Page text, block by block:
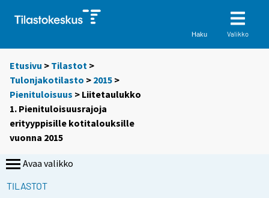
Haku Valikko
Etusivu > Tilastot >
Tulonjakotilasto > 2015 >
Pienituloisuus > Liitetaulukko
1. Pienituloisuusrajoja
erityyppisille kotitalouksille
vuonna 2015
Avaa valikko
TILASTOT